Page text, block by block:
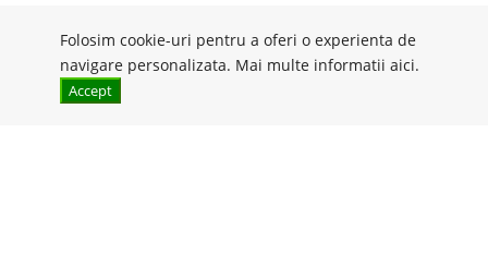
Folosim cookie-uri pentru a oferi o experienta de
navigare personalizata. Mai multe informatii aici.
Accept